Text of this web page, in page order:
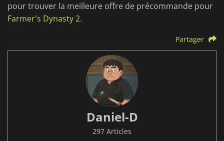
pour trouver la meilleure offre de précommande pour
Farmer's Dynasty 2.
Partager
Daniel-D
297 Articles